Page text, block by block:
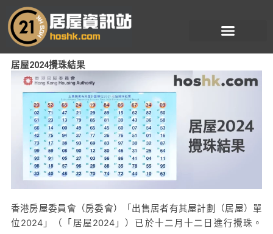
至
居屋2024攪珠結果
香港房屋委員會（房委會）「出售居者有其屋計劃（居屋）單
位2024」（「居屋2024」）已於十二月十二日進行攪珠。